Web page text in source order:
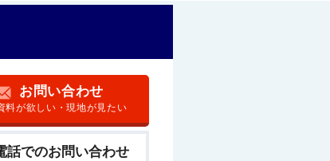
お問い合わせ
料が欲しい・現地が見たい
話でのお問い合わせ